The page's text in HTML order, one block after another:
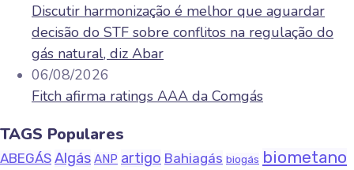
Discutir harmonização é melhor que aguardar
decisão do STF sobre conflitos na regulação do
gás natural, diz Abar
06/08/2026
Fitch afirma ratings AAA da Comgás
TAGS Populares
ABEGÁS Algás ANP artigo Bahiagás biogás biometano